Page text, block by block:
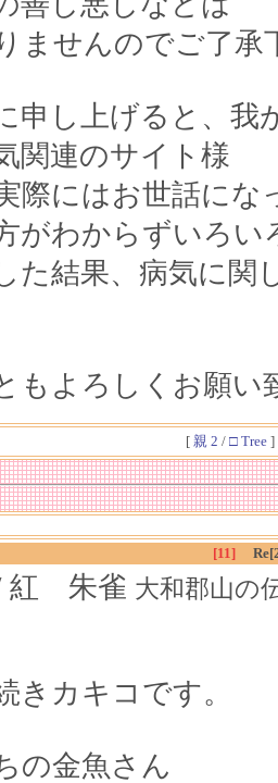
ませんのでご了承
申し上げると、我
関連のサイト様
際にはお世話に
がわからずいろい
た結果、病気に関
もよろしくお願い
[ 親 2 / □ Tree]
[11]
紅 朱雀 大和郡山の
きカキコです。
の金魚さん